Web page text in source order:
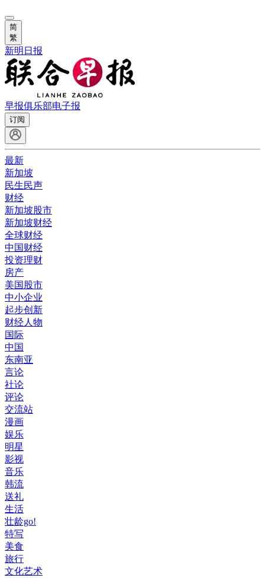
简
繁
新明日报
早报俱乐部电子报
订阅
最新
新加坡
民生民声
财经
新加坡股市
新加坡财经
全球财经
中国财经
投资理财
房产
美国股市
中小企业
起步创新
财经人物
国际
中国
东南亚
言论
社论
评论
交流站
漫画
娱乐
明星
影视
音乐
韩流
送礼
生活
壮龄go!
特写
美食
旅行
文化艺术